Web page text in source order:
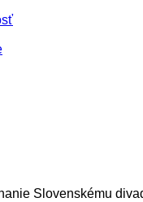
Slovenskému